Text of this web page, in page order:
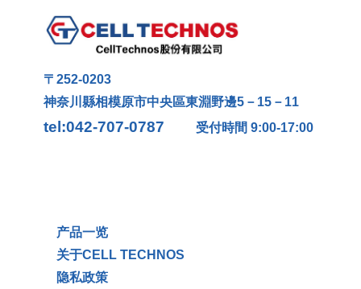
〒252-0203
神奈川縣相模原市中央區東淵野邊5－15－11
tel:042-707-0787 受付時間 9:00-17:00
产品一览
关于CELL TECHNOS
隐私政策